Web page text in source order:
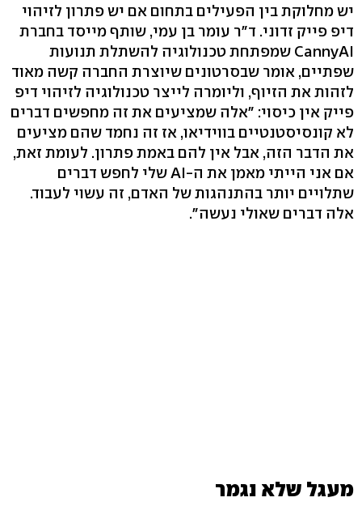
יש מחלוקת בין הפעילים בתחום אם יש פתרון לזיהוי
דיפ פייק זדוני. ד"ר עומר בן עמי, שותף מייסד בחברת
CannyAI שמפתחת טכנולוגיה להשתלת תנועות
שפתיים, אומר שבסרטונים שיוצרת החברה קשה מאוד
לזהות את הזיוף, וליומרה לייצר טכנולוגיה לזיהוי דיפ
פייק אין כיסוי: "אלה שמציעים את זה מחפשים דברים
לא קונסיסטנטיים בווידיאו, אז זה נחמד שהם מציעים
את הדבר הזה, אבל אין להם באמת פתרון. לעומת זאת,
אם אני הייתי מאמן את ה-AI שלי לחפש דברים
שתלויים יותר בהתנהגות של האדם, זה עשוי לעבוד.
אלה דברים שאולי נעשה".
מעגל שלא נגמר